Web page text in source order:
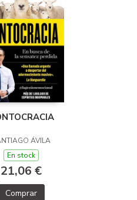
ÁVILA
En stock
21,06 €
Comprar